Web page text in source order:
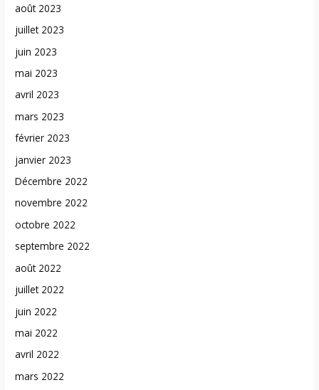
août 2023
juillet 2023
juin 2023
mai 2023
avril 2023
mars 2023
février 2023
janvier 2023
Décembre 2022
novembre 2022
octobre 2022
septembre 2022
août 2022
juillet 2022
juin 2022
mai 2022
avril 2022
mars 2022